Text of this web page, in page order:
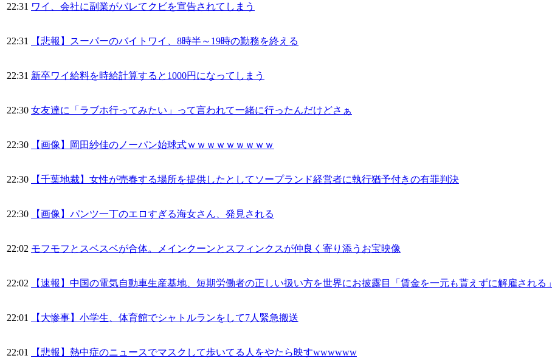
22:31 ワイ、会社に副業がバレてクビを宣告されてしまう
22:31 【悲報】スーパーのバイトワイ、8時半～19時の勤務を終える
22:31 新卒ワイ給料を時給計算すると1000円になってしまう
22:30 女友達に「ラブホ行ってみたい」って言われて一緒に行ったんだけどさぁ
22:30 【画像】岡田紗佳のノーパン始球式ｗｗｗｗｗｗｗｗｗ
22:30 【千葉地裁】女性が売春する場所を提供したとしてソープランド経営者に執行猶予付きの有罪判決
22:30 【画像】パンツ一丁のエロすぎる海女さん、発見される
22:02 モフモフとスベスベが合体。メインクーンとスフィンクスが仲良く寄り添うお宝映像
22:02 【速報】中国の電気自動車生産基地、短期労働者の正しい扱い方を世界にお披露目「賃金を一元も貰えずに解雇される」
22:01 【大惨事】小学生、体育館でシャトルランをして7人緊急搬送
22:01 【悲報】熱中症のニュースでマスクして歩いてる人をやたら映すwwwwww